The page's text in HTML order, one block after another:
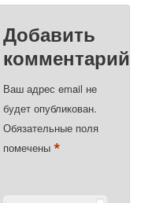
Добавить
комментарий
Ваш адрес email не
будет опубликован.
Обязательные поля
помечены*